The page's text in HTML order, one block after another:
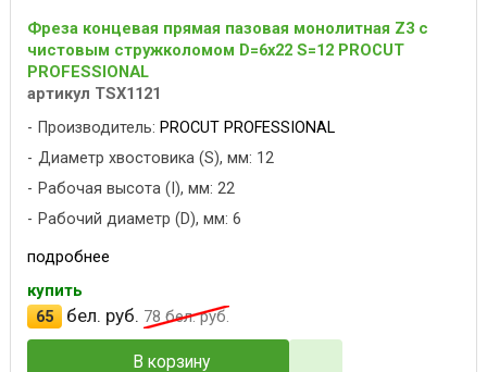
Фреза концевая прямая пазовая монолитная Z3 с
чистовым стружколомом D=6x22 S=12 PROCUT
PROFESSIONAL
артикул TSX1121
Производитель: PROCUT PROFESSIONAL
Диаметр хвостовика (S), мм: 12
Рабочая высота (I), мм: 22
Рабочий диаметр (D), мм: 6
подробнее
купить
65
бел. руб. 78бел. руб.
В корзину